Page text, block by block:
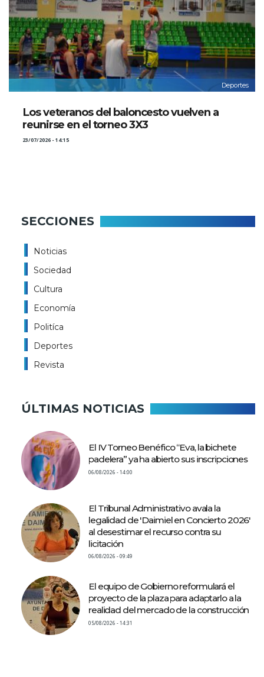
Deportes
Los veteranos del baloncesto vuelven a
reunirse en el torneo 3X3
23/07/2026 - 14:15
SECCIONES
Noticias
Sociedad
Cultura
Economía
Politíca
Deportes
Revista
ÚLTIMAS NOTICIAS
El IV Torneo Benéfico “Eva, la bichete
padelera” ya ha abierto sus inscripciones
06/08/2026 - 14:00
El Tribunal Administrativo avala la
legalidad de 'Daimiel en Concierto 2026'
al desestimar el recurso contra su
licitación
06/08/2026 - 09:49
El equipo de Gobierno reformulará el
proyecto de la plaza para adaptarlo a la
realidad del mercado de la construcción
05/08/2026 - 14:31